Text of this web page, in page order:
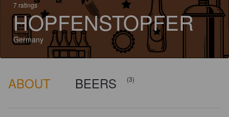
7 ratings
HOPFENSTOPFER
Germany
ABOUT BEERS (3)